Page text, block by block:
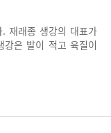
재래종 생강의 대표가
강은 발이 적고 육질이
심어진 생강 대부분
산 단지로 재배농만 6